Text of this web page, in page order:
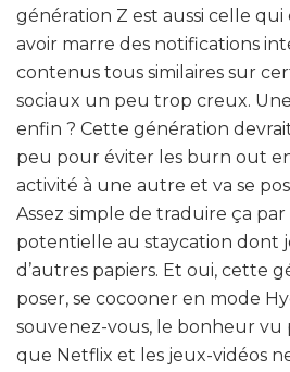
génération Z est aussi celle
avoir marre des notifications
contenus tous similaires sur
sociaux un peu trop creux.
enfin ? Cette génération
peu pour éviter les burn out
activité à une autre et va se
Assez simple de traduire ça
potentielle au staycation dont
d’autres papiers. Et oui, cette
poser, se cocooner en mode
souvenez-vous, le bonheur vu
que Netflix et les jeux-vidéos